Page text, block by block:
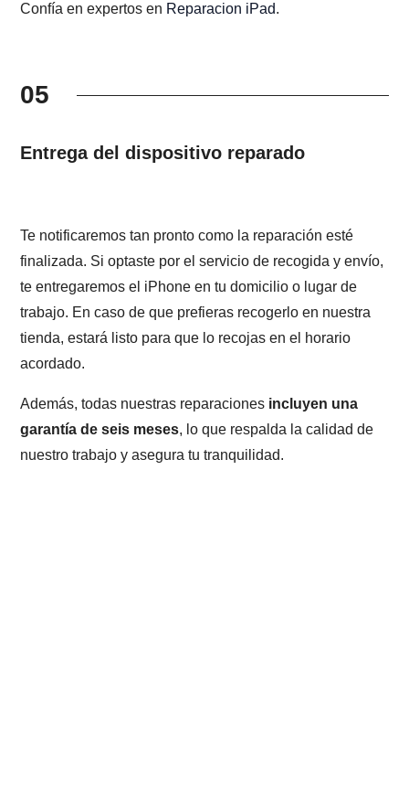
Confía en expertos en Reparacion iPad.
05
Entrega del dispositivo reparado
Te notificaremos tan pronto como la reparación esté
finalizada. Si optaste por el servicio de recogida y envío,
te entregaremos el iPhone en tu domicilio o lugar de
trabajo. En caso de que prefieras recogerlo en nuestra
tienda, estará listo para que lo recojas en el horario
acordado.
Además, todas nuestras reparaciones incluyen una
garantía de seis meses, lo que respalda la calidad de
nuestro trabajo y asegura tu tranquilidad.